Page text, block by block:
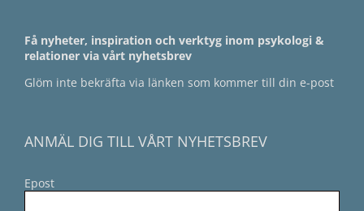
Få nyheter, inspiration och verktyg inom psykologi &
relationer via vårt nyhetsbrev
Glöm inte bekräfta via länken som kommer till din e-post
ANMÄL DIG TILL VÅRT NYHETSBREV
Epost